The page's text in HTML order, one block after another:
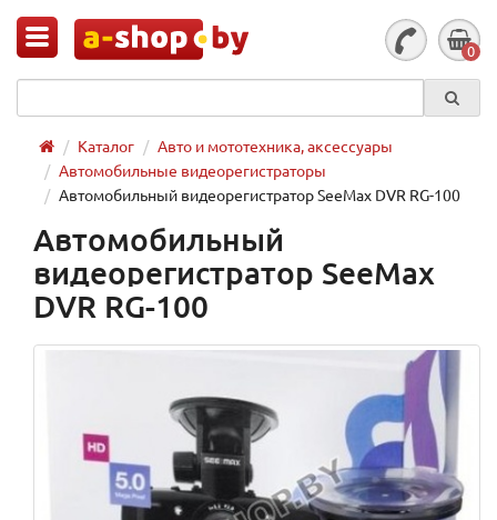
0
Каталог
Авто и мототехника, аксессуары
Автомобильные видеорегистраторы
Автомобильный видеорегистратор SeeMax DVR RG-100
Автомобильный
видеорегистратор SeeMax
DVR RG-100